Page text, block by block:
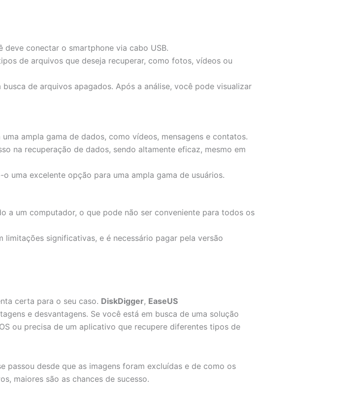
conectar o smartphone via cabo USB.
de arquivos que deseja recuperar, como fotos, vídeos ou
de arquivos apagados. Após a análise, você pode visualizar
ampla gama de dados, como vídeos, mensagens e contatos.
na recuperação de dados, sendo altamente eficaz, mesmo em
uma excelente opção para uma ampla gama de usuários.
a um computador, o que pode não ser conveniente para todos os
limitações significativas, e é necessário pagar pela versão
certa para o seu caso. DiskDigger, EaseUS
e desvantagens. Se você está em busca de uma solução
ou precisa de um aplicativo que recupere diferentes tipos de
desde que as imagens foram excluídas e de como os
maiores são as chances de sucesso.